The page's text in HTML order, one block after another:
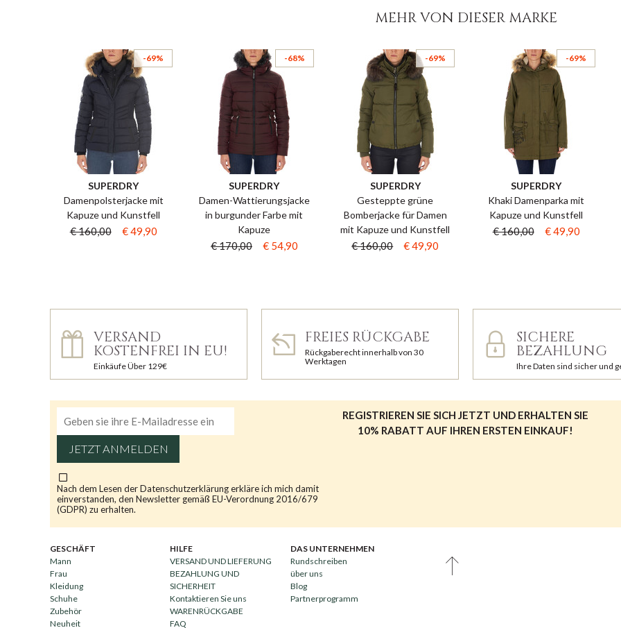
MEHR VON DIESER MARKE
-69%
SUPERDRY
Damenpolsterjacke mit
Kapuze und Kunstfell
€ 160,00 € 49,90
-68%
SUPERDRY
Damen-Wattierungsjacke
in burgunder Farbe mit
Kapuze
€ 170,00 € 54,90
-69%
SUPERDRY
Gesteppte grüne
Bomberjacke für Damen
mit Kapuze und Kunstfell
€ 160,00 € 49,90
-69%
SUPERDRY
Khaki Damenparka mit
Kapuze und Kunstfell
€ 160,00 € 49,90
VERSAND
KOSTENFREI IN EU!
Einkäufe Über 129€
FREIES RÜCKGABE
Rückgaberecht innerhalb von 30
Werktagen
SICHERE
BEZAHLUNG
Ihre Daten sind sicher und
JETZT ANMELDEN
Nach dem Lesen derDatenschutzerklärungerkläre ich mich damit
einverstanden, den Newsletter gemäß EU-Verordnung 2016/679
(GDPR) zu erhalten.
REGISTRIEREN SIE SICH JETZT UND ERHALTEN SIE
10% RABATT AUF IHREN ERSTEN EINKAUF!
GESCHÄFT
Mann
Frau
Kleidung
Schuhe
Zubehör
Neuheit
HILFE
VERSAND UND LIEFERUNG
BEZAHLUNG UND
SICHERHEIT
Kontaktieren Sie uns
WARENRÜCKGABE
FAQ
DAS UNTERNEHMEN
Rundschreiben
über uns
Blog
Partnerprogramm